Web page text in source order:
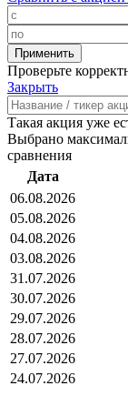
Проверьте
Закрыть
Такая акция уже
Выбрано
сравнения
Дата
06.08.2026
05.08.2026
04.08.2026
03.08.2026
31.07.2026
30.07.2026
29.07.2026
28.07.2026
27.07.2026
24.07.2026